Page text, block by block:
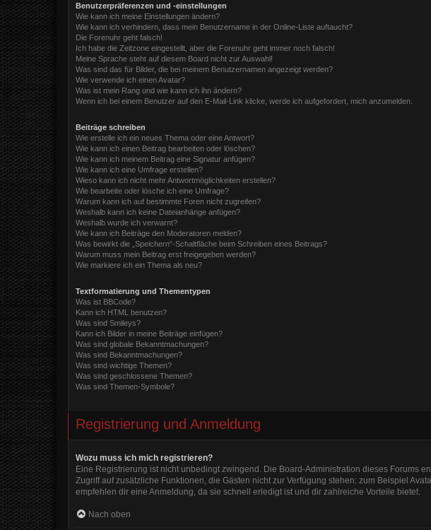
Benutzerpräferenzen und -einstellungen
Wie kann ich meine Einstellungen ändern?
Wie kann ich verhindern, dass mein Benutzername in der Online-Liste auftaucht?
Die Forenuhr geht falsch!
Ich habe die Zeitzone eingestellt, aber die Forenuhr geht immer noch falsch!
Meine Sprache steht auf diesem Board nicht zur Auswahl!
Was sind das für Bilder, die bei meinem Benutzernamen angezeigt werden?
Wie verwende ich einen Avatar?
Was ist mein Rang und wie kann ich ihn ändern?
Wenn ich bei einem Benutzer auf den E-Mail-Link klicke, werde ich aufgefordert, mich anzumelden.
Beiträge schreiben
Wie erstelle ich ein neues Thema oder eine Antwort?
Wie kann ich einen Beitrag bearbeiten oder löschen?
Wie kann ich meinem Beitrag eine Signatur anfügen?
Wie kann ich eine Umfrage erstellen?
Wieso kann ich nicht mehr Antwortmöglichkeiten erstellen?
Wie bearbeite oder lösche ich eine Umfrage?
Warum kann ich auf bestimmte Foren nicht zugreifen?
Weshalb kann ich keine Dateianhänge anfügen?
Weshalb wurde ich verwarnt?
Wie kann ich Beiträge den Moderatoren melden?
Was bewirkt die „Speichern“-Schaltfläche beim Schreiben eines Beitrags?
Warum muss mein Beitrag erst freigegeben werden?
Wie markiere ich ein Thema als neu?
Textformatierung und Thementypen
Was ist BBCode?
Kann ich HTML benutzen?
Was sind Smileys?
Kann ich Bilder in meine Beiträge einfügen?
Was sind globale Bekanntmachungen?
Was sind Bekanntmachungen?
Was sind wichtige Themen?
Was sind geschlossene Themen?
Was sind Themen-Symbole?
Registrierung und Anmeldung
Wozu muss ich mich registrieren?
Eine Registrierung ist nicht unbedingt zwingend. Die Board-Administration dieses Forums
Zugriff auf zusätzliche Funktionen, die Gästen nicht zur Verfügung stehen: zum Beispiel
empfehlen dir eine Anmeldung, da sie schnell erledigt ist und dir zahlreiche Vorteile bietet.
Nach oben